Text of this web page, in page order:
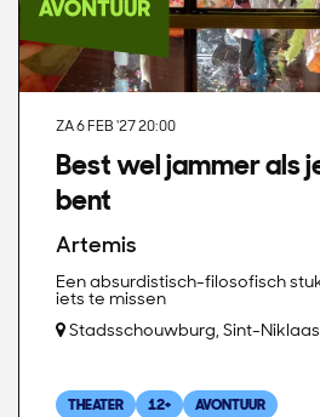
Best wel jammer als
bent
Artemis
ZA 6 FEB '2720:00
Een absurdistisch-filosofisch
iets te missen
Stadsschouwburg, Sint-Niklaas
THEATER 12+ AVONTUUR